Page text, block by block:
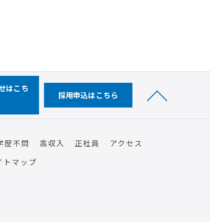
はこち
採用申込はこちら
歴不問 高収入 正社員
アクセス
トマップ